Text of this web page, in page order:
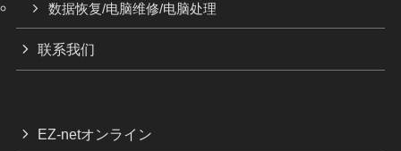
数据恢复/电脑维修/电脑处理
联系我们
EZ-netオンライン